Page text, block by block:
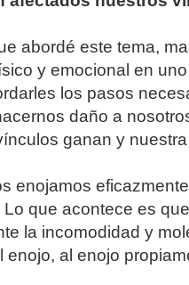
abordé este tema,
y emocional en
los pasos
daño a
ganan y
enojamos
Lo que acontece es
la incomodidad y
enojo, al enojo